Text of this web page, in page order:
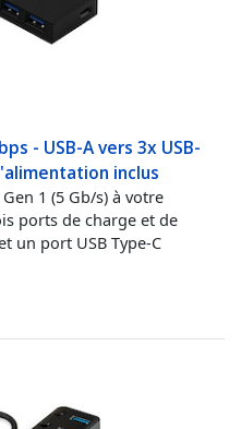
- USB-A vers 3x USB-
inclus
1 (5 Gb/s) à votre
ports de charge et de
un port USB Type-C